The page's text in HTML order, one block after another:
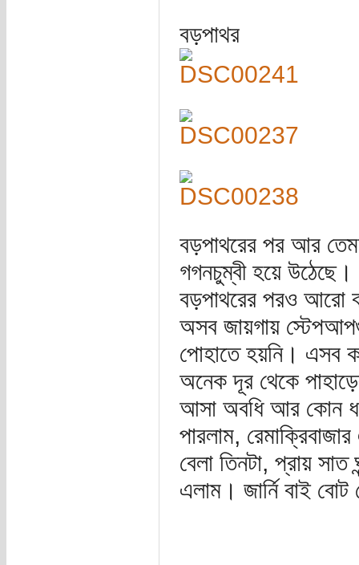
বড়পাথর
বড়পাথরের পর আর
গগনচুম্বী হয়ে
বড়পাথরের পরও আরো
অসব জায়গায়
পোহাতে হয়নি। এসব
অনেক দূর থেকে
আসা অবধি আর কোন
পারলাম,
বেলা তিনটা, প্রায়
এলাম। জার্নি বাই